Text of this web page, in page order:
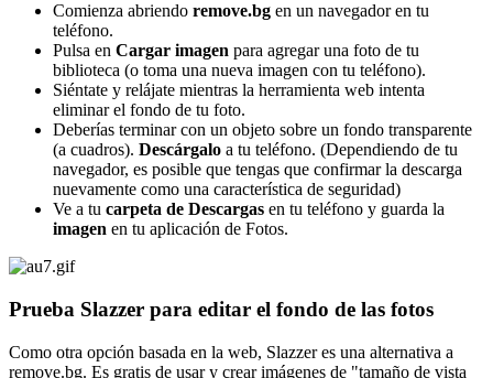
Comienza abriendo remove.bg en un navegador en tu
teléfono.
Pulsa en Cargar imagen para agregar una foto de tu
biblioteca (o toma una nueva imagen con tu teléfono).
Siéntate y relájate mientras la herramienta web intenta
eliminar el fondo de tu foto.
Deberías terminar con un objeto sobre un fondo transparente
(a cuadros). Descárgalo a tu teléfono. (Dependiendo de tu
navegador, es posible que tengas que confirmar la descarga
nuevamente como una característica de seguridad)
Ve a tu carpeta de Descargas en tu teléfono y guarda la
imagen en tu aplicación de Fotos.
Prueba Slazzer para editar el fondo de las fotos
Como otra opción basada en la web, Slazzer es una alternativa a
remove.bg. Es gratis de usar y crear imágenes de "tamaño de vista